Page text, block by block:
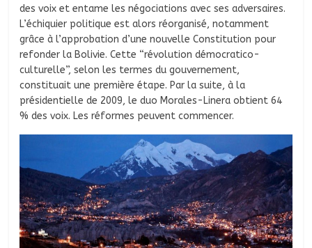
des voix et entame les négociations avec ses adversaires.
L’échiquier politique est alors réorganisé, notamment
grâce à l’approbation d’une nouvelle Constitution pour
refonder la Bolivie. Cette “révolution démocratico-
culturelle”, selon les termes du gouvernement,
constituait une première étape. Par la suite, à la
présidentielle de 2009, le duo Morales-Linera obtient 64
% des voix. Les réformes peuvent commencer.